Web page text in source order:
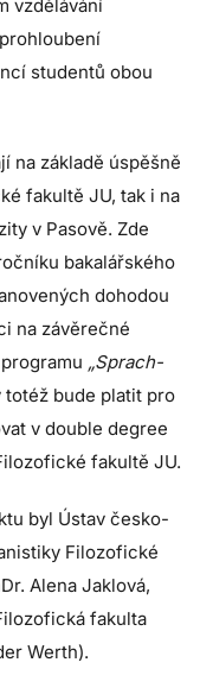
vzdělávání
studentů obou
na základě úspěšně
fakultě JU, tak i na
v Pasově. Zde
bakalářského
dohodou
na závěrečné
„Sprach-
totéž bude platit pro
v double degree
fakultě JU.
byl Ústav česko-
Filozofické
Alena Jaklová,
fakulta
Werth).